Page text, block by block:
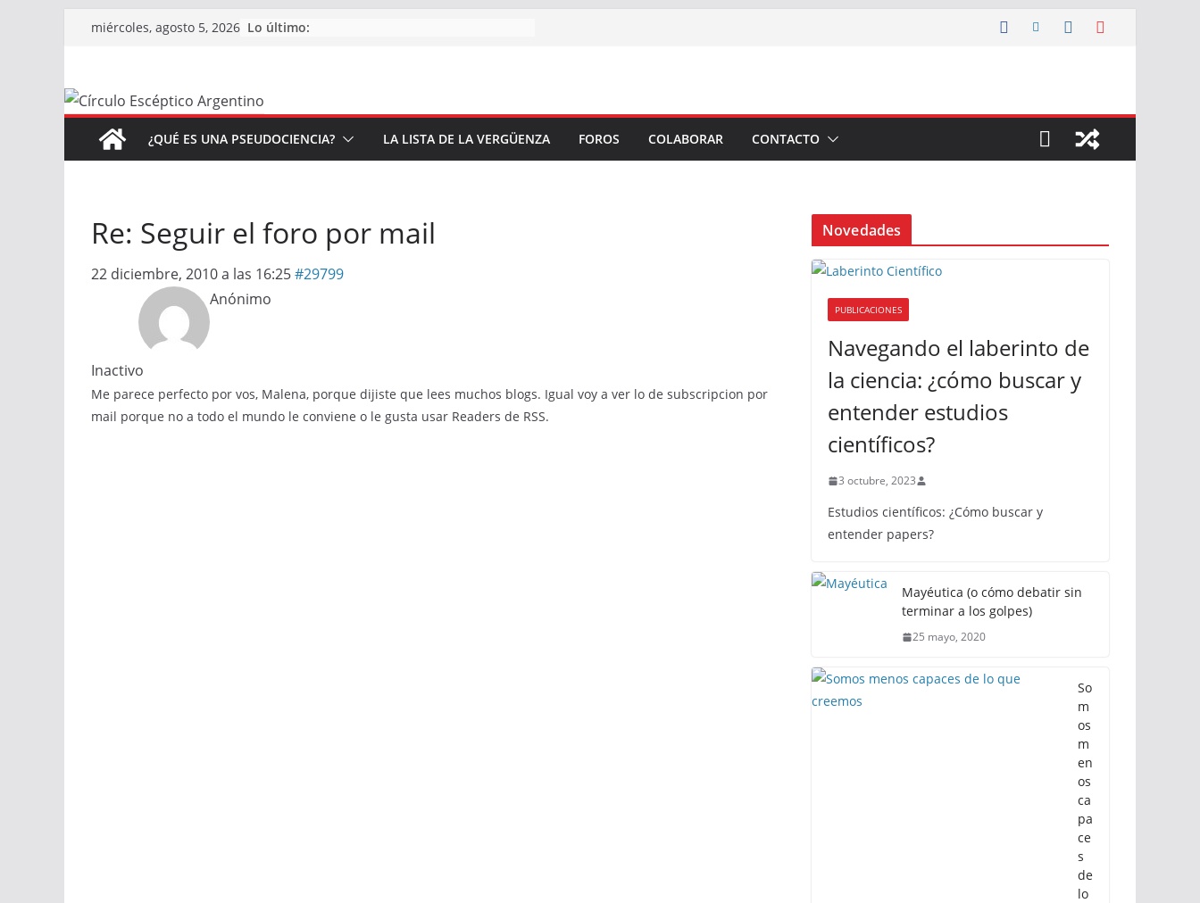
Saltarmiércoles, agosto 5, 2026 Lo último:
¿QUÉ ES UNA PSEUDOCIENCIA? LA LISTA DE LA VERGÜENZA FOROS COLABORAR CONTACTO
Re: Seguir el foro por mail
22 diciembre, 2010 a las 16:25#29799
Anónimo
Inactivo
Me parece perfecto por vos, Malena, porque dijiste que lees muchos blogs. Igual voy a ver lo de subscripcion por
mail porque no a todo el mundo le conviene o le gusta usar Readers de RSS.
Novedades
PUBLICACIONES
Navegando el laberinto de
la ciencia: ¿cómo buscar y
entender estudios
científicos?
3 octubre, 2023
Estudios científicos: ¿Cómo buscar y
entender papers?
Mayéutica (o cómo debatir sin
terminar a los golpes)
25 mayo, 2020
So
m
os
m
en
os
ca
pa
ce
s
de
lo